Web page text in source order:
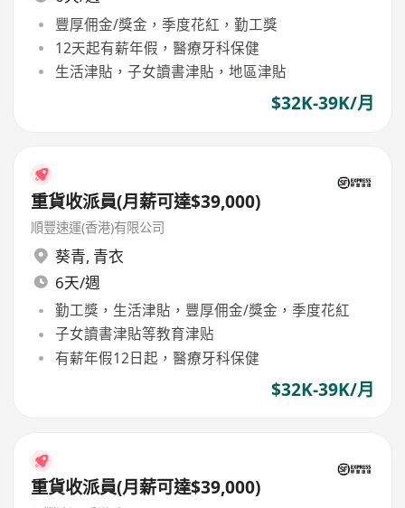
豐厚佣金/獎金，季度花紅，勤工獎
12天起有薪年假，醫療牙科保健
生活津貼，子女讀書津貼，地區津貼
$32K-39K/月
重貨收派員(月薪可達$39,000)
順豐速運(香港)有限公司
葵青, 青衣
6天/週
勤工獎，生活津貼，豐厚佣金/獎金，季度花紅
子女讀書津貼等教育津贴
有薪年假12日起，醫療牙科保健
$32K-39K/月
重貨收派員(月薪可達$39,000)